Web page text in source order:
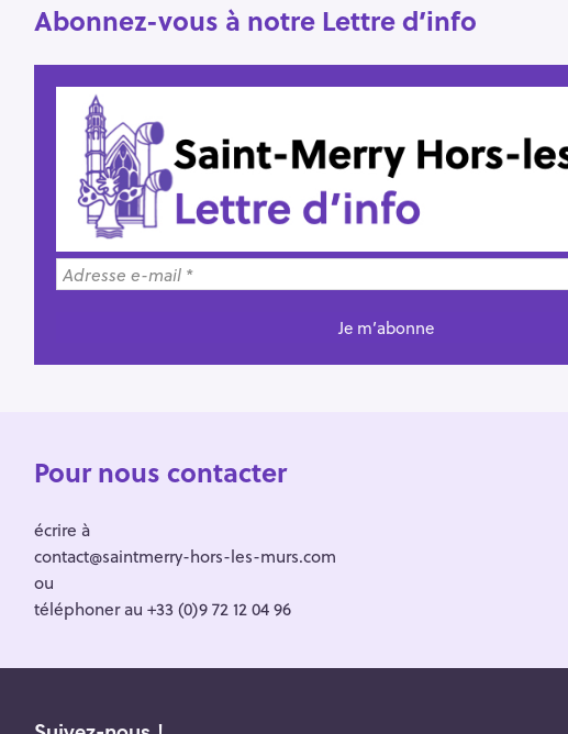
Abonnez-vous à notre Lettre d’info
Pour nous contacter
écrire à
contact@saintmerry-hors-les-murs.com
ou
téléphoner au +33 (0)9 72 12 04 96